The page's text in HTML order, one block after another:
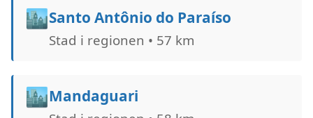
🏙️Santo Antônio do Paraíso
Stad i regionen • 57 km
🏙️Mandaguari